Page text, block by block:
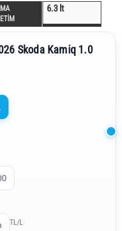
6.3 lt
Skoda Kamiq 1.0
TL/L